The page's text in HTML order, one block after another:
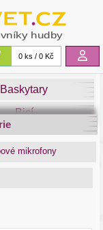
0 ks / 0 Kč
Baskytary
Bicí
Dechy
mikrofony